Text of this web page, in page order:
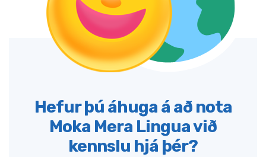
Hefur þú áhuga á að nota
Moka Mera Lingua við
kennslu hjá þér?